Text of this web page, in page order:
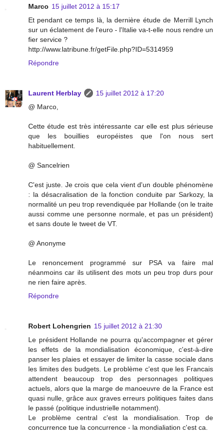
Marco 15 juillet 2012 à 15:17
Et pendant ce temps là, la dernière étude de Merrill Lynch
sur un éclatement de l'euro - l'Italie va-t-elle nous rendre un
fier service ?
http://www.latribune.fr/getFile.php?ID=5314959
Répondre
Laurent Herblay
15 juillet 2012 à 17:20
@ Marco,
Cette étude est très intéressante car elle est plus sérieuse
que les bouillies européistes que l'on nous sert
habituellement.
@ Sancelrien
C'est juste. Je crois que cela vient d'un double phénomène
: la désacralisation de la fonction conduite par Sarkozy, la
normalité un peu trop revendiquée par Hollande (on le traite
aussi comme une personne normale, et pas un président)
et sans doute le tweet de VT.
@ Anonyme
Le renoncement programmé sur PSA va faire mal
néanmoins car ils utilisent des mots un peu trop durs pour
ne rien faire après.
Répondre
Robert Lohengrien 15 juillet 2012 à 21:30
Le président Hollande ne pourra qu'accompagner et gérer
les effets de la mondialisation économique, c'est-à-dire
panser les plaies et essayer de limiter la casse sociale dans
les limites des budgets. Le problème c'est que les Francais
attendent beaucoup trop des personnages politiques
actuels, alors que la marge de manoeuvre de la France est
quasi nulle, grâce aux graves erreurs politiques faites dans
le passé (politique industrielle notamment).
Le problème central c'est la mondialisation. Trop de
concurrence tue la concurrence - la mondialiation c'est ca.